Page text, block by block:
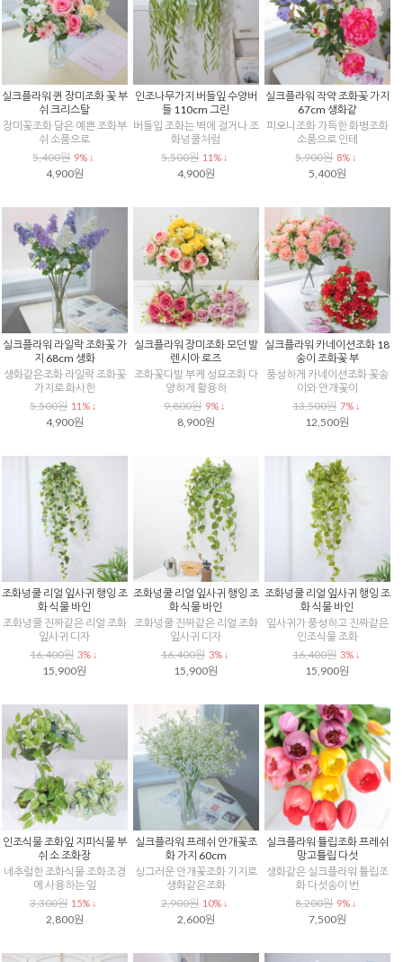
실크플라워 퀸 장미조화 꽃 부
쉬 크리스탈
장미꽃조화 담은 예쁜 조화부
쉬 소품으로
5,400원 9% ↓
4,900원
인조나무가지 버들잎 수양버
들 110cm 그린
버들잎 조화는 벽에 걸거나 조
화넝쿨처럼
5,500원 11% ↓
4,900원
실크플라워 작약 조화꽃 가지
67cm 생화같
피오니조화 가득한 화병조화
소품으로 인테
5,900원 8% ↓
5,400원
실크플라워 라일락 조화꽃 가
지 68cm 생화
생화같은조화 라일락 조화꽃
가지로 화사한
5,500원 11% ↓
4,900원
실크플라워 장미조화 모던 발
렌시아 로즈
조화꽃다발 부케 성묘조화 다
양하게 활용하
9,800원 9% ↓
8,900원
실크플라워 카네이션조화 18
송이 조화꽃 부
풍성하게 카네이션조화 꽃송
이와 안개꽃이
13,500원 7% ↓
12,500원
조화넝쿨 리얼 잎사귀 행잉 조
화 식물 바인
조화넝쿨 진짜같은 리얼 조화
잎사귀 디자
16,400원 3% ↓
15,900원
조화넝쿨 리얼 잎사귀 행잉 조
화 식물 바인
조화넝쿨 진짜같은 리얼 조화
잎사귀 디자
16,400원 3% ↓
15,900원
조화넝쿨 리얼 잎사귀 행잉 조
화 식물 바인
잎사귀가 풍성하고 진짜같은
인조식물 조화
16,400원 3% ↓
15,900원
인조식물 조화잎 지피식물 부
쉬 소 조화장
네추럴한 조화식물 조화조경
에 사용하는 잎
3,300원 15% ↓
2,800원
실크플라워 프레쉬 안개꽃조
화 가지 60cm
싱그러운 안개꽃조화 가지로
생화같은조화
2,900원 10% ↓
2,600원
실크플라워 튤립조화 프레쉬
망고튤립 다섯
생화같은 실크플라워 튤립조
화 다섯송이 번
8,200원 9% ↓
7,500원